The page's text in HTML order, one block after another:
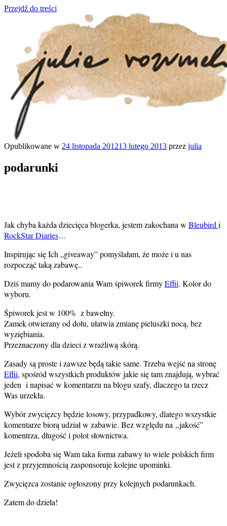
Przejdź do treści
Opublikowane w 24 listopada 201213 lutego 2013 przez julia
podarunki
Jak chyba każda dziecięca blogerka, jestem zakochana w Bleubird i
RockStar Diaries…
Inspirując się Ich „giveaway” pomyślałam, że może i u nas
rozpocząć taką zabawę..
Dziś mamy do podarowania Wam śpiworek firmyEffii. Kolor do
wyboru.
Śpiworek jest w 100% z bawełny.
Zamek otwierany od dołu, ułatwia zmianę pieluszki nocą, bez
wyziębiania.
Przeznaczony dla dzieci z wrażliwą skórą.
Zasady są proste i zawsze będą takie same. Trzeba wejść na stronę
Effii, spośród wszystkich produktów jakie się tam znajdują, wybrać
jeden i napisać w komentarzu na blogu szafy, dlaczego ta rzecz
Was urzekła.
Wybór zwycięzcy będzie losowy, przypadkowy, dlatego wszystkie
komentarze biorą udział w zabawie. Bez względu na „jakość”
komentrza, długość i polot słownictwa.
Jeżeli spodoba się Wam taka forma zabawy to wiele polskich firm
jest z przyjemnością zasponsoruje kolejne upominki.
Zwycięzca zostanie ogłoszony przy kolejnych podarunkach.
Zatem do dzieła!